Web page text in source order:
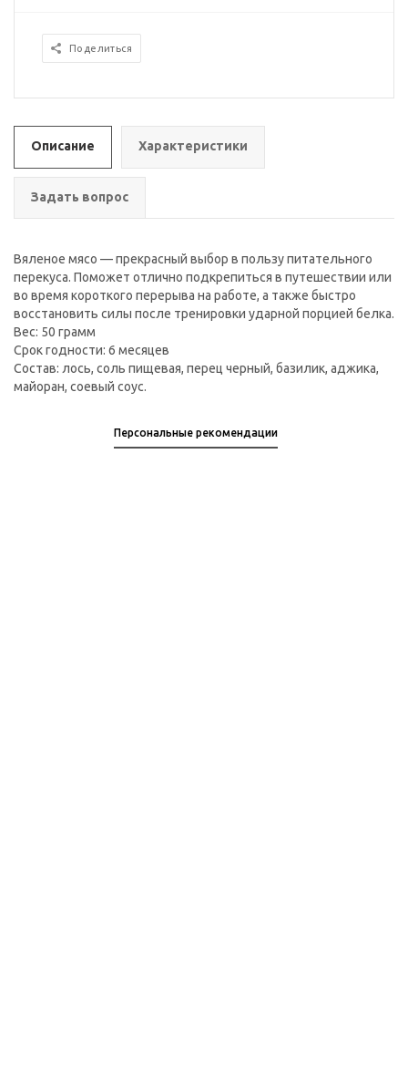
Поделиться
Описание Характеристики
Задать вопрос
Вяленое мясо — прекрасный выбор в пользу питательного
перекуса. Поможет отлично подкрепиться в путешествии или
во время короткого перерыва на работе, а также быстро
восстановить силы после тренировки ударной порцией белка.
Вес: 50 грамм
Срок годности: 6 месяцев
Состав: лось, соль пищевая, перец черный, базилик, аджика,
майоран, соевый соус.
Персональные рекомендации